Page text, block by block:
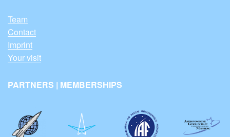
Team
Contact
Imprint
Your visit
PARTNERS | MEMBERSHIPS